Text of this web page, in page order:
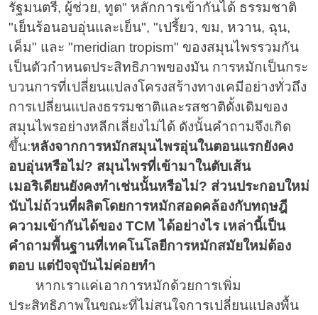
รัฐมนตรี, ผู้ช่วย, ทูต" หลักการเข้ากันได้ ธรรมชาติ
"เย็นร้อนอบอุ่นและเย็น", "เปรี้ยว, ขม, หวาน, ฉุน,
เค็ม" และ "meridian tropism" ของสมุนไพรรวมกัน
เป็นตัวกำหนดประสิทธิภาพของมัน การหมักเป็นกระ
บวนการที่เปลี่ยนแปลงโครงสร้างทางเคมีอย่างทั่วถึง
การเปลี่ยนแปลงธรรมชาติและรสชาติดั้งเดิมของ
สมุนไพรอย่างหลีกเลี่ยงไม่ได้ ดังนั้นคำถามจึงเกิด
ขึ้น:หลังจากการหมักสมุนไพรอุ่นในตอนแรกยังคง
อบอุ่นหรือไม่? สมุนไพรที่เข้ามาในตับเส้น
เมอริเดียนยังคงทำเช่นนั้นหรือไม่? ส่วนประกอบใหม่
นับไม่ถ้วนที่ผลิตโดยการหมักสอดคล้องกับทฤษฎี
ความเข้ากันได้ของ TCM ได้อย่างไร เหล่านี้เป็น
คำถามพื้นฐานที่เทคโนโลยีการหมักสมัยใหม่ต้อง
ตอบ แต่ปัจจุบันไม่ค่อยทำ
หากเราแค่เอาการหมักด้วยการเพิ่ม
ประสิทธิภาพในขณะที่ไม่สนใจการเปลี่ยนแปลงพื้น